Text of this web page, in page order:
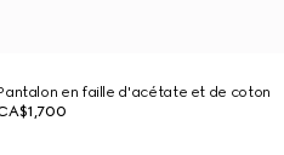
en faille d'acétate et de coton